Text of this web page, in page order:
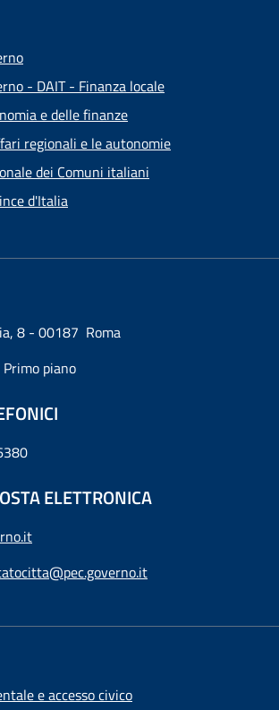
- DAIT - Finanza locale
e delle finanze
regionali e le autonomie
dei Comuni italiani
d'Italia
8 - 00187 Roma
piano
ELETTRONICA
e accesso civico